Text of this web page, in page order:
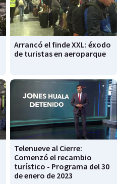
Arrancó el finde XXL: éxodo
de turistas en aeroparque
Telenueve al Cierre:
Comenzó el recambio
turístico - Programa del 30
de enero de 2023